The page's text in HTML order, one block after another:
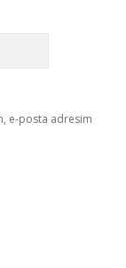
e-posta adresim